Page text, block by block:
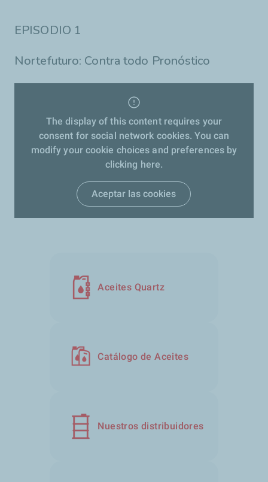
EPISODIO 1
Nortefuturo: Contra todo Pronóstico
The display of this content requires your
consent for social network cookies. You can
modify your cookie choices and preferences by
clicking here.
Aceptar las cookies
Aceites Quartz
Catálogo de Aceites
Nuestros distribuidores